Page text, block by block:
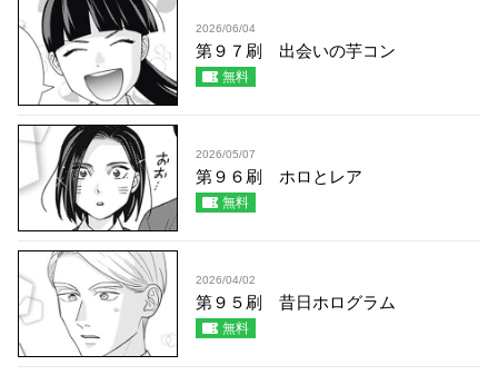
2026/06/04
第９７刷 出会いの芋コン
無料
2026/05/07
第９６刷 ホロとレア
無料
2026/04/02
第９５刷 昔日ホログラム
無料